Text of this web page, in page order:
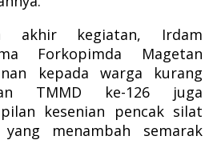
akhir kegiatan, Irdam
Forkopimda Magetan
kepada warga kurang
TMMD ke-126 juga
kesenian pencak silat
menambah semarak